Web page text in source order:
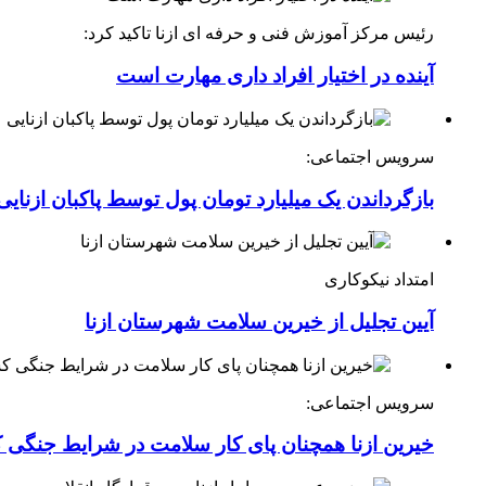
رئیس مرکز آموزش فنی و حرفه ای ازنا تاکید کرد:
آینده در اختیار افراد داری مهارت است
سرویس اجتماعی:
بازگرداندن یک میلیارد تومان پول توسط پاکبان
امتداد نیکوکاری
آیین تجلیل از خیرین سلامت شهرستان ازنا
سرویس اجتماعی:
خیرین ازنا همچنان پای کار سلامت در شرایط